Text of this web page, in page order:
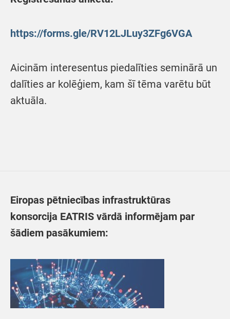
https://forms.gle/RV12LJLuy3ZFg6VGA
Aicinām interesentus piedalīties seminārā un
dalīties ar kolēģiem, kam šī tēma varētu būt
aktuāla.
Eiropas pētniecības infrastruktūras
konsorcija EATRIS vārdā informējam par
šādiem pasākumiem: